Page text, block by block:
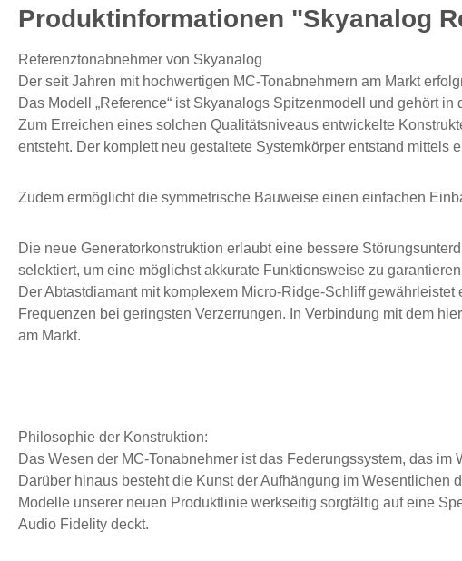
Produktinformationen "Skyanalog
Referenztonabnehmer von Skyanalog
Der seit Jahren mit hochwertigen MC-Tonabnehmern am Markt
Das Modell „Reference“ ist Skyanalogs Spitzenmodell und gehört in
Zum Erreichen eines solchen Qualitätsniveaus entwickelte
entsteht. Der komplett neu gestaltete Systemkörper entstand
Zudem ermöglicht die symmetrische Bauweise einen einfachen
Die neue Generatorkonstruktion erlaubt eine bessere
selektiert, um eine möglichst akkurate Funktionsweise zu
Der Abtastdiamant mit komplexem Micro-Ridge-Schliff
Frequenzen bei geringsten Verzerrungen. In Verbindung mit dem
am Markt.
Philosophie der Konstruktion:
Das Wesen der MC-Tonabnehmer ist das Federungssystem, das
Darüber hinaus besteht die Kunst der Aufhängung im
Modelle unserer neuen Produktlinie werkseitig sorgfältig auf eine
Audio Fidelity deckt.